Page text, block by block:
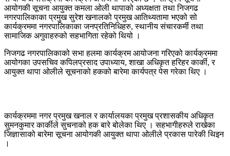
आयोगकी सूचना आयुक्त कमला ओली थापाको अध्यक्षता तथा निजगढ
नगरपालिकाका प्रमुख सुरेश खनालको प्रमुख आतिथ्यतामा भएको सो
कार्यक्रममा नगरपालिकाका जनप्रतिनिधिहरु, स्थानीय संचारकर्मी तथा
सामाजिक अगुवाहरुको सहभागिता रहेको थियो ।
निजगढ नगरपालिकाको सभा हलमा कार्यक्रम आयोजना गरिएको कार्यक्रममा
आयोगका उपसचिव कपिलप्रसाद उपाध्याय, शाखा अधिकृत हरिहर कार्की, र
आयुक्त थापा ओलीले सूचनाको हकको बारेमा कार्यपत्र पेस गरेका थिए ।
कार्यक्रममा नगर प्रमुख खनाल र कार्यालयका प्रमुख प्रशासकीय अधिकृत
सुमनकुमार कार्कीले सुचनाको हक बारे बोलेका थिए । सहभागीहरुले राखेका
जिज्ञासाको बारेमा सूचना आयोगकी आयुक्त थापा ओलीले प्रकास पारेकी थिइन
।